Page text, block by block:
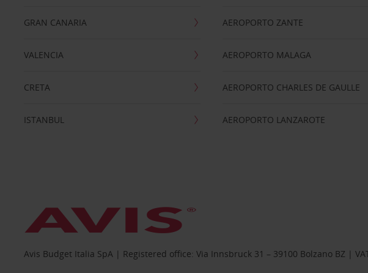
GRAN CANARIA
VALENCIA
CRETA
ISTANBUL
AEROPORTO ZANTE
AEROPORTO MALAGA
AEROPORTO CHARLES DE GAULLE
AEROPORTO LANZAROTE
Avis Budget Italia SpA | Registered office: Via Innsbruck 31 – 39100 Bolzano BZ |